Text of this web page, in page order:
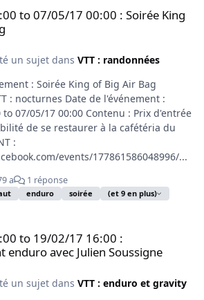
to 07/05/17 00:00 : Soirée King
un sujet dans VTT : randonnées
: Soirée King of Big Air Bag
: nocturnes Date de l'événement :
to 07/05/17 00:00 Contenu : Prix d'entrée
de se restaurer à la cafétéria du
:
events/177861586048996/...
9 a 1 réponse
enduro soirée (et 9 en plus)
to 19/02/17 16:00 :
enduro avec Julien Soussigne
un sujet dans VTT : enduro et gravity